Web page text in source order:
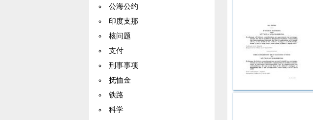
公海公约
印度支那
核问题
支付
刑事事项
抚恤金
铁路
科学